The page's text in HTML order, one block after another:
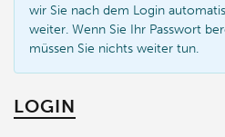
wir Sie nach dem Login
weiter. Wenn Sie Ihr Passwort
müssen Sie nichts weiter tun.
LOGIN